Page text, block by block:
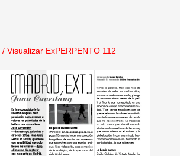
/ Visualizar ExPERPENTO 112